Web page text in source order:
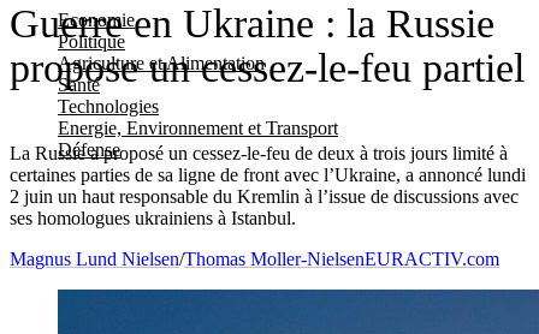
Economie
Politique
Agriculture et Alimentation
Santé
Technologies
Energie, Environnement et Transport
Défense
Guerre en Ukraine : la Russie
propose un cessez-le-feu partiel
La Russie a proposé un cessez-le-feu de deux à trois jours limité à
certaines parties de sa ligne de front avec l’Ukraine, a annoncé lundi
2 juin un haut responsable du Kremlin à l’issue de discussions avec
ses homologues ukrainiens à Istanbul.
Magnus Lund Nielsen/Thomas Moller-NielsenEURACTIV.com